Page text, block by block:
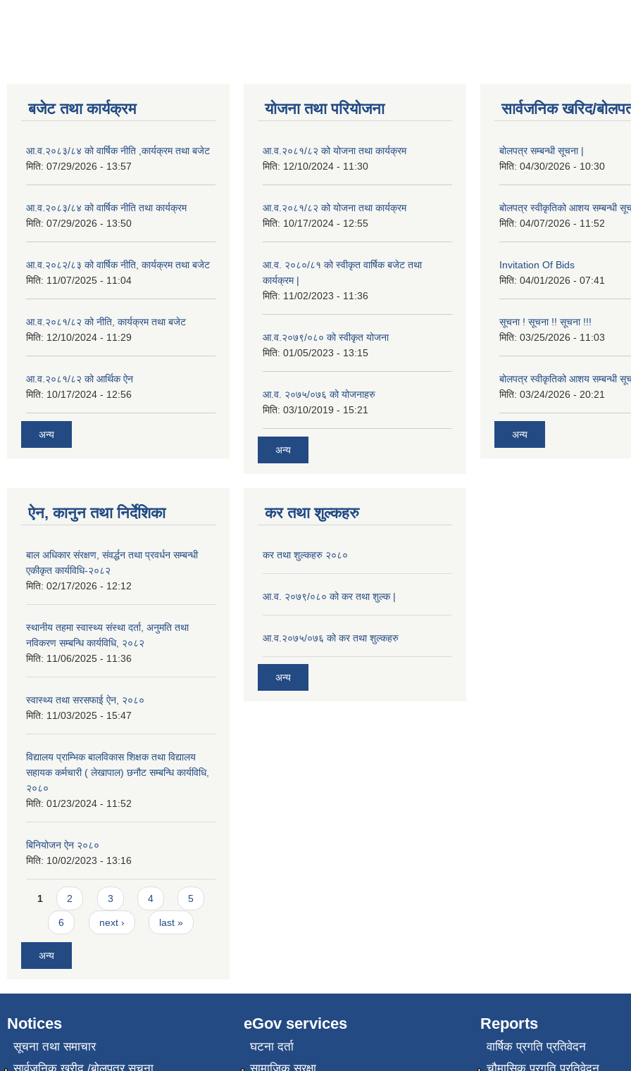
बजेट तथा कार्यक्रम
आ.व.२०८३/८४ को वार्षिक नीति ,कार्यक्रम तथा बजेट
मिति: 07/29/2026 - 13:57
आ.व.२०८३/८४ को वार्षिक नीति तथा कार्यक्रम
मिति: 07/29/2026 - 13:50
आ.व.२०८२/८३ को वार्षिक नीति, कार्यक्रम तथा बजेट
मिति: 11/07/2025 - 11:04
आ.व.२०८१/८२ को नीति, कार्यक्रम तथा बजेट
मिति: 12/10/2024 - 11:29
आ.व.२०८१/८२ को आर्थिक ऐन
मिति: 10/17/2024 - 12:56
अन्य
योजना तथा परियोजना
आ.व.२०८१/८२ को योजना तथा कार्यक्रम
मिति: 12/10/2024 - 11:30
आ.व.२०८१/८२ को योजना तथा कार्यक्रम
मिति: 10/17/2024 - 12:55
आ.व. २०८०/८१ को स्वीकृत वार्षिक बजेट तथा
कार्यक्रम |
मिति: 11/02/2023 - 11:36
आ.व.२०७९/०८० को स्वीकृत योजना
मिति: 01/05/2023 - 13:15
आ.व. २०७५/०७६ को योजनाहरु
मिति: 03/10/2019 - 15:21
अन्य
सार्वजनिक खरिद/
बोलपत्र सम्बन्धी सूचना |
मिति: 04/30/2026 - 10:30
बोलपत्र स्वीकृतिको आशय सम्बन्धी
मिति: 04/07/2026 - 11:52
Invitation Of Bids
मिति: 04/01/2026 - 07:41
सूचना ! सूचना !! सूचना !!!
मिति: 03/25/2026 - 11:03
बोलपत्र स्वीकृतिको आशय सम्बन्धी
मिति: 03/24/2026 - 20:21
अन्य
ऐन, कानुन तथा निर्देशिका
बाल अधिकार संरक्षण, संवर्द्धन तथा प्रवर्धन सम्बन्धी
एकीकृत कार्यविधि-२०८२
मिति: 02/17/2026 - 12:12
स्थानीय तहमा स्वास्थ्य संस्था दर्ता, अनुमति तथा
नविकरण सम्बन्धि कार्यविधि, २०८२
मिति: 11/06/2025 - 11:36
स्वास्थ्य तथा सरसफाई ऐन, २०८०
मिति: 11/03/2025 - 15:47
विद्यालय प्राम्भिक बालविकास शिक्षक तथा विद्यालय
सहायक कर्मचारी ( लेखापाल) छनौट सम्बन्धि कार्यविधि,
२०८०
मिति: 01/23/2024 - 11:52
बिनियोजन ऐन २०८०
मिति: 10/02/2023 - 13:16
Pages
1 2 3 4 5
6 next › last »
अन्य
कर तथा शुल्कहरु
कर तथा शुल्कहरु २०८०
आ.व. २०७९/०८० को कर तथा शुल्क |
आ.व.२०७५/०७६ को कर तथा शुल्कहरु
अन्य
Notices
सूचना तथा समाचार
eGov services
घटना दर्ता
Reports
वार्षिक प्रगति प्रतिवेदन